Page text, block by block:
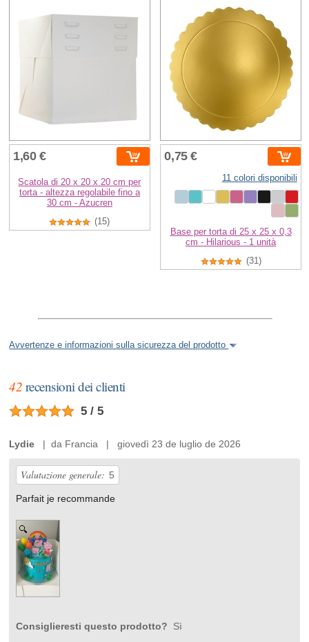
1,60 €
Scatola di 20 x 20 x 20 cm per
torta - altezza regolabile fino a
30 cm - Azucren
(15)
0,75 €
11 colori disponibili
Base per torta di 25 x 25 x 0,3
cm - Hilarious - 1 unità
(31)
Avvertenze e informazioni sulla sicurezza del prodotto
42 recensioni dei clienti
5 / 5
Lydie | da Francia | giovedì 23 de luglio de 2026
Valutazione generale: 5
Parfait je recommande
Consiglieresti questo prodotto? Sì